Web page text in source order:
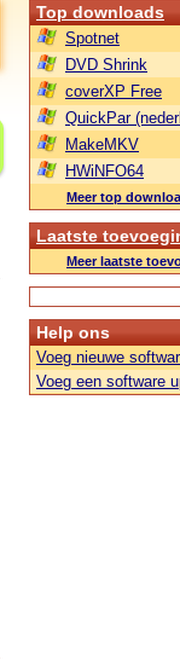
Top downloads
Spotnet
DVD Shrink
coverXP Free
QuickPar
MakeMKV
HWiNFO64
Meer top
Laatste
Meer laatste
Help ons
Voeg nieuwe
Voeg een software